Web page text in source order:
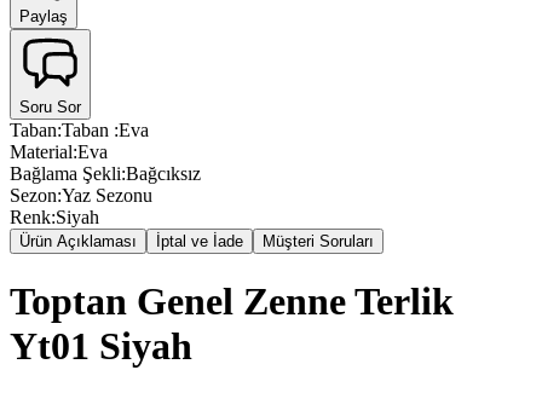
Paylaş
Soru Sor
Taban:Taban :Eva
Material:Eva
Bağlama Şekli:Bağcıksız
Sezon:Yaz Sezonu
Renk:Siyah
Ürün Açıklaması İptal ve İade Müşteri Soruları
Toptan Genel Zenne Terlik
Yt01 Siyah